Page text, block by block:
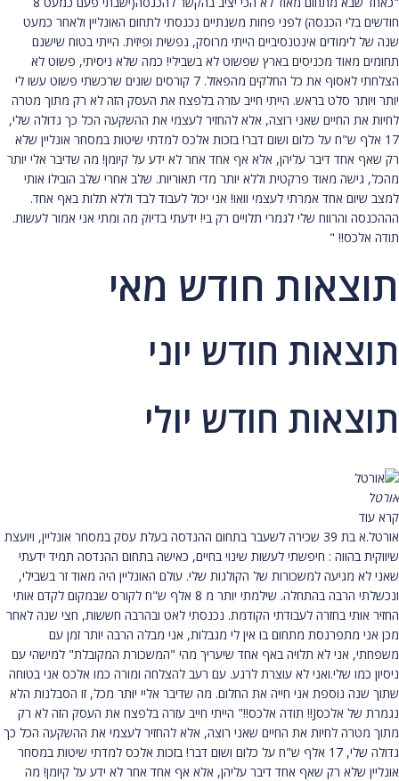
חודשים בלי הכנסה) לפני פחות משנתיים נכנסתי לתחום האונליין ולאחר כמעט
שנה של לימודים אינטנסיביים הייתי מרוסק, נפשית ופיזית. הייתי בטוח שישנם
תחומים מאוד מכניסים בארץ שפשוט לא בשבילי! כמה שלא ניסיתי, פשוט לא
הצלחתי לאסוף את כל החלקים מהפאזל. 7 קורסים שונים שרכשתי פשוט עשו לי
יותר ויותר סלט בראש. הייתי חייב עזרה בלפצח את העסק הזה לא רק מתוך מטרה
לחיות את החיים שאני רוצה, אלא להחזיר לעצמי את ההשקעה הכל כך גדולה שלי,
17 אלף ש"ח על כלום ושום דבר! בזכות אלכס למדתי שיטות במסחר אונליין שלא
רק שאף אחד דיבר עליהן, אלא אף אחד אחר לא ידע על קיומן! מה שדיבר אלי יותר
מהכל, גישה מאוד פרקטית וללא יותר מדי תאוריות. שלב אחרי שלב הובילו אותי
למצב שיום אחד אמרתי לעצמי וואו! אני יכול לעבוד לבד וללא תלות באף אחד.
הההכנסה והרווח שלי לגמרי תלויים רק בי! ידעתי בדיוק מה ומתי אני אמור לעשות.
תודה אלכס!! "
תוצאות חודש מאי
תוצאות חודש יוני
תוצאות חודש יולי
אורטל
קרא עוד
אורטל.א בת 39 שכירה לשעבר בתחום ההנדסה בעלת עסק במסחר אונליין, ויועצת
שיווקית בהווה : חיפשתי לעשות שינוי בחיים, כאישה בתחום ההנדסה תמיד ידעתי
שאני לא מגיעה למשכורות של הקולגות שלי. עולם האונליין היה מאוד זר בשבילי,
ונכשלתי הרבה בהתחלה. שילמתי יותר מ 8 אלף ש"ח לקורס שבמקום לקדם אותי
החזיר אותי בחזרה לעבודתי הקודמת. נכנסתי לאט ובהרבה חששות, חצי שנה לאחר
מכן אני מתפרנסת מתחום בו אין לי מגבלות, אני מבלה הרבה יותר זמן עם
משפחתי, אני לא תלויה באף אחד שיעריך מהי "המשכורת המקובלת" למישהי עם
ניסיון כמו שלי.ואני לא עוצרת לרגע. עם רעב להצלחה ומורה כמו אלכס אני בטוחה
שתוך שנה נוספת אני חייה את החלום. מה שדיבר אליי יותר מכל, זו הסבלנות הלא
נגמרת של אלכסJ!! תודה אלכס!!" הייתי חייב עזרה בלפצח את העסק הזה לא רק
מתוך מטרה לחיות את החיים שאני רוצה, אלא להחזיר לעצמי את ההשקעה הכל כך
גדולה שלי, 17 אלף ש"ח על כלום ושום דבר! בזכות אלכס למדתי שיטות במסחר
אונליין שלא רק שאף אחד דיבר עליהן, אלא אף אחד אחר לא ידע על קיומן! מה